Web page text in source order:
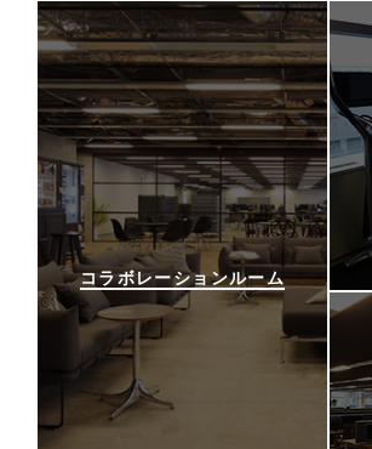
コラボレーションルーム